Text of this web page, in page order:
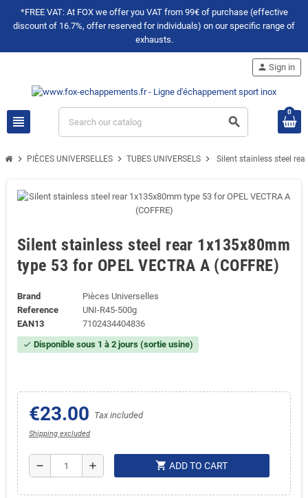
*FREE VAT: At FOX we offer you VAT from 99€ of purchase (effective
discount of 16.7%, offer reserved for individuals) on our specific range of
exhausts.
view_headline search
person Sign in
0
chevron_right PIÈCES UNIVERSELLES chevron_right TUBES UNIVERSELS chevron_right Silent stainless steel
Silent stainless steel rear 1x135x80mm
type 53 for OPEL VECTRA A (COFFRE)
Brand
Pièces Universelles
Reference
UNI-R45-500g
EAN13
7102434404836
check Disponible sous 1 à 2 jours (sortie usine)
€23.00 Tax included
Shipping excluded
remove add shopping_cart ADD TO CART